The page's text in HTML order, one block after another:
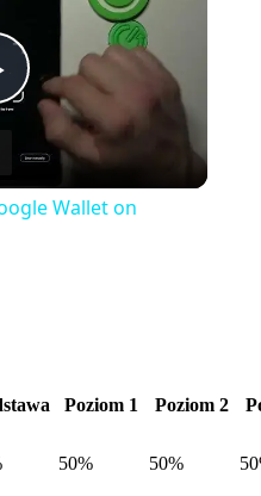
Video
Wallet on
Poziom 1 Poziom 2
50% 50%